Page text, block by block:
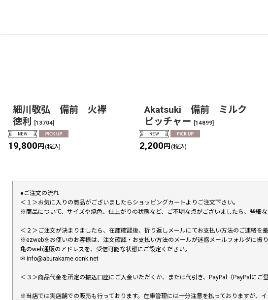
細川敬弘 備前 火襷
徳利
[13704]
19,800円 (税込)
Akatsuki 備前 ミルク
ピッチャー [14899]
2,200円 (税込)
●ご注文の流れ
＜１＞お気に入りの商品がございましたらショッピングカートよりご注文下さい。
※商品について、サイズや焼色、仕上がりの状態など、ご不明な点がございましたら、些細
＜２＞ご注文が決まりましたら、在庫確認後、折り返しメールにてお支払い方法のご連絡を差
※ezwebをお使いのお客様は、注文確認・お支払い方法のメールが迷惑メールフォルダに振
亀のweb通販のアドレスを、受信可能な状態にご設定ください。
✉︎ info@aburakame.ocnk.net
＜３＞商品代金を所定の振込口座にご入金いただくか、または代引き、PayPal（PayPalに
※当店では実店舗での販売も行っております。在庫管理には十分注意を払っておりますが、